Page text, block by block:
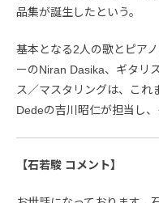
品集が誕生したという。
基本となる2人の歌とピア
ーのNiran Dasika、ギタリ
ス／マスタリングは、これ
Dedeの吉川昭仁が担当し、
【石若駿 コメント】